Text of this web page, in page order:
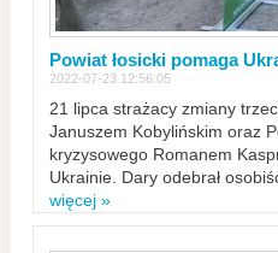
Powiat łosicki pomaga
2022-07-23 12:56:05
21 lipca strażacy zmiany
Januszem Kobylińskim oraz
kryzysowego Romanem
Ukrainie. Dary odebrał
więcej »